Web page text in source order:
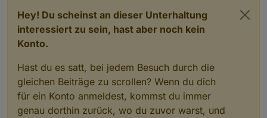
Hey! Du scheinst an dieser Unterhaltung
interessiert zu sein, hast aber noch kein
Konto.
Hast du es satt, bei jedem Besuch durch die
gleichen Beiträge zu scrollen? Wenn du dich
für ein Konto anmeldest, kommst du immer
genau dorthin zurück, wo du zuvor warst, und